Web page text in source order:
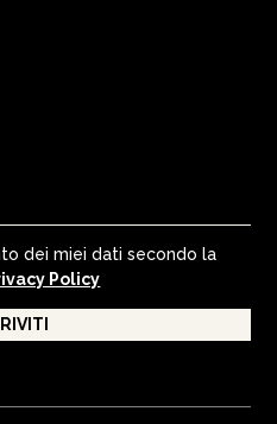
dei miei dati secondo la
Policy